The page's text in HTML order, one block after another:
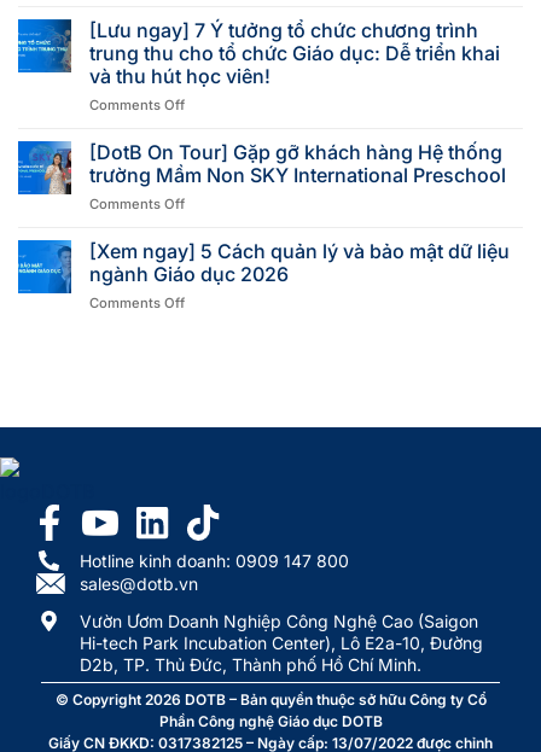
[Lưu ngay] 7 Ý tưởng tổ chức chương trình
trung thu cho tổ chức Giáo dục: Dễ triển khai
và thu hút học viên!
Comments Off
[DotB On Tour] Gặp gỡ khách hàng Hệ thống
trường Mầm Non SKY International Preschool
Comments Off
[Xem ngay] 5 Cách quản lý và bảo mật dữ liệu
ngành Giáo dục 2026
Comments Off
Hotline kinh doanh: 0909 147 800
sales@dotb.vn
Vườn Ươm Doanh Nghiệp Công Nghệ Cao (Saigon
Hi-tech Park Incubation Center), Lô E2a-10, Đường
D2b, TP. Thủ Đức, Thành phố Hồ Chí Minh.
© Copyright 2026 DOTB– Bản quyền thuộc sở hữu Công ty Cổ
Phần Công nghệ Giáo dục DOTB
Giấy CN ĐKKD: 0317382125 – Ngày cấp: 13/07/2022 được chỉnh